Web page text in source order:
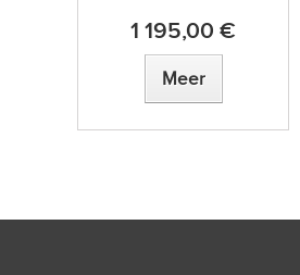
1 195,00 €
Meer